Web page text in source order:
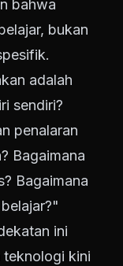
bahwa
bukan
adalah
sendiri?
penalaran
Bagaimana
Bagaimana
ini
teknologi kini